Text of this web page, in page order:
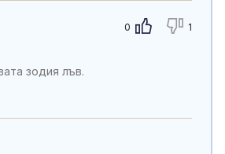
0 1
зодия лъв.